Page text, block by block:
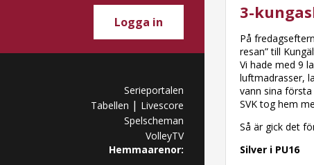
Logga in
Serieportalen
Tabellen | Livescore
Spelscheman
VolleyTV
Hemmaarenor:
3-
På
resan” till
Vi hade med 9
luftmadrasser,
vann sina
SVK tog hem
Så är gick det
Silver i PU16